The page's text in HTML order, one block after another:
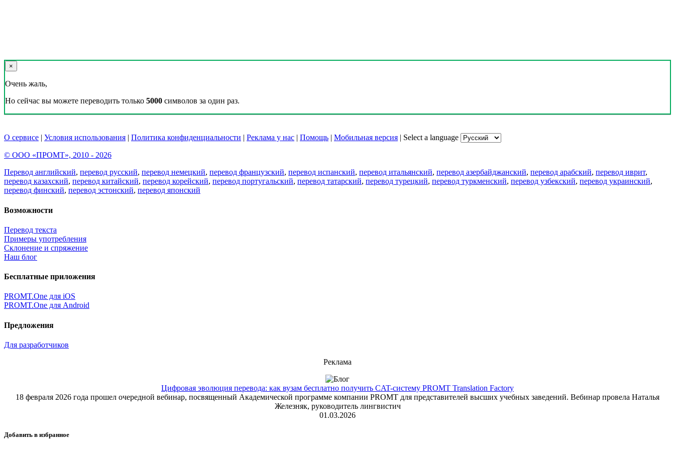
×
Очень жаль,
Но сейчас вы можете переводить только 5000 символов за один раз.
О сервисе | Условия использования | Политика конфиденциальности | Реклама у нас | Помощь | Мобильная версия | Select a language
© ООО «ПРОМТ», 2010 - 2026
Перевод английский, перевод русский, перевод немецкий, перевод французский, перевод испанский, перевод итальянский, перевод азербайджанский, перевод арабский, перевод иврит,
перевод казахский, перевод китайский, перевод корейский, перевод португальский, перевод татарский, перевод турецкий, перевод туркменский, перевод узбекский, перевод украинский,
перевод финский, перевод эстонский, перевод японский
Возможности
Перевод текста
Примеры употребления
Склонение и спряжение
Наш блог
Бесплатные приложения
PROMT.One для iOS
PROMT.One для Android
Предложения
Для разработчиков
Реклама
Цифровая эволюция перевода: как вузам бесплатно получить CAT-систему PROMT Translation Factory
18 февраля 2026 года прошел очередной вебинар, посвященный Академической программе компании PROMT для представителей высших учебных заведений. Вебинар провела Наталья
Железняк, руководитель лингвистич
01.03.2026
Добавить в избранное